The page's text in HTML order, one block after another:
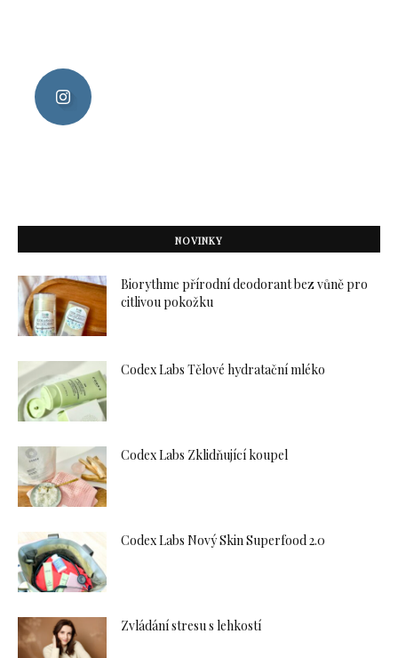
NOVINKY
Biorythme přírodní deodorant bez vůně pro
citlivou pokožku
Codex Labs Tělové hydratační mléko
Codex Labs Zklidňující koupel
Codex Labs Nový Skin Superfood 2.0
Zvládání stresu s lehkostí